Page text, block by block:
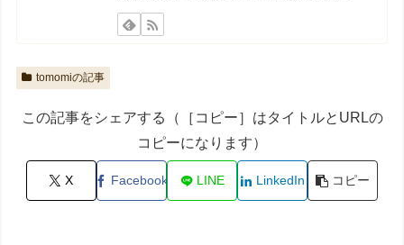
tomomiの記事
この記事をシェアする（［コピー］はタイトルとURLの
コピーになります）
X Facebook LINE LinkedIn コピー